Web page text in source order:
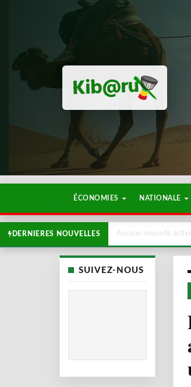
ÉCONOMIES NATIONALE
DERNIERES NOUVELLES Aucune nouvelle
SUIVEZ-NOUS